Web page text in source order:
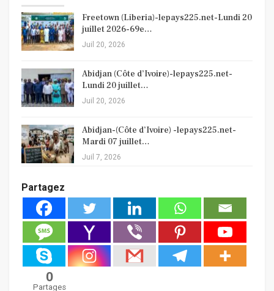
Freetown (Liberia)-lepays225.net-Lundi 20
juillet 2026-69e…
Juil 20, 2026
Abidjan (Côte d’Ivoire)-lepays225.net-
Lundi 20 juillet…
Juil 20, 2026
Abidjan-(Côte d’Ivoire) -lepays225.net-
Mardi 07 juillet…
Juil 7, 2026
Partagez
0
Partages